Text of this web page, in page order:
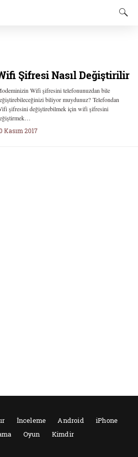
Şifresi Nasıl Değiştirilir
Wifi şifresini telefonunuzdan bile
biliyor muydunuz? Telefondan
şifresini değiştirebilmek için wifi şifresini
Kasım 2017
İnceleme Android
iPhone
Oyun Kimdir